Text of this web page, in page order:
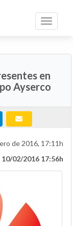
Toggle
en
Ayserco
de 2016, 17:11h
02/2016 17:56h